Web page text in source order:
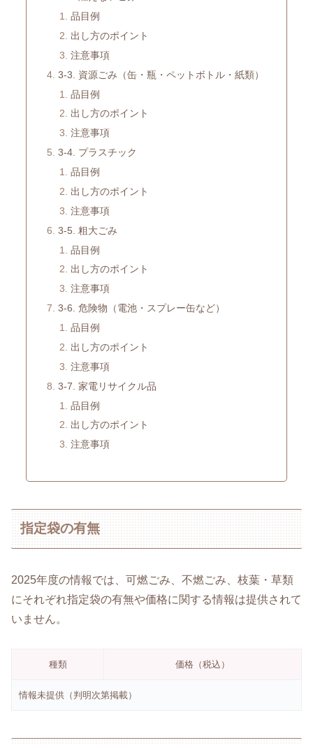
品目例
出し方のポイント
注意事項
3-3. 資源ごみ（缶・瓶・ペットボトル・紙類）
品目例
出し方のポイント
注意事項
3-4. プラスチック
品目例
出し方のポイント
注意事項
3-5. 粗大ごみ
品目例
出し方のポイント
注意事項
3-6. 危険物（電池・スプレー缶など）
品目例
出し方のポイント
注意事項
3-7. 家電リサイクル品
品目例
出し方のポイント
注意事項
指定袋の有無
2025年度の情報では、可燃ごみ、不燃ごみ、枝葉・草類
にそれぞれ指定袋の有無や価格に関する情報は提供されて
いません。
種類 価格（税込）
情報未提供（判明次第掲載）